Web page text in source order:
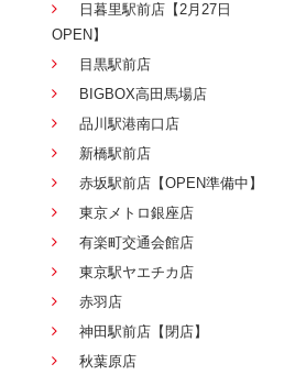
日暮里駅前店【2月27日
OPEN】
目黒駅前店
BIGBOX高田馬場店
品川駅港南口店
新橋駅前店
赤坂駅前店【OPEN準備中】
東京メトロ銀座店
有楽町交通会館店
東京駅ヤエチカ店
赤羽店
神田駅前店【閉店】
秋葉原店